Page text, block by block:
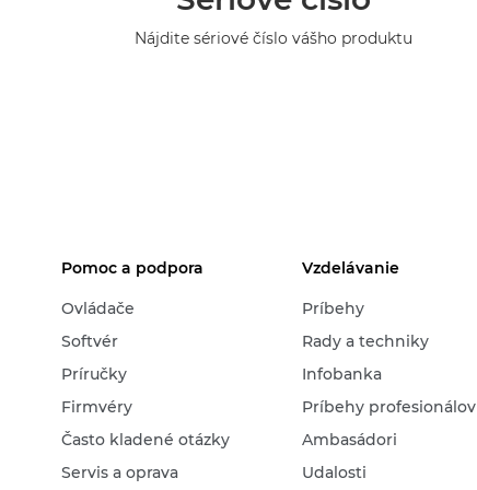
Nájdite sériové číslo vášho produktu
Pomoc a podpora
Ovládače
Softvér
Príručky
Firmvéry
Často kladené otázky
Servis a oprava
Vzdelávanie
Príbehy
Rady a techniky
Infobanka
Príbehy profesionálov
Ambasádori
Udalosti